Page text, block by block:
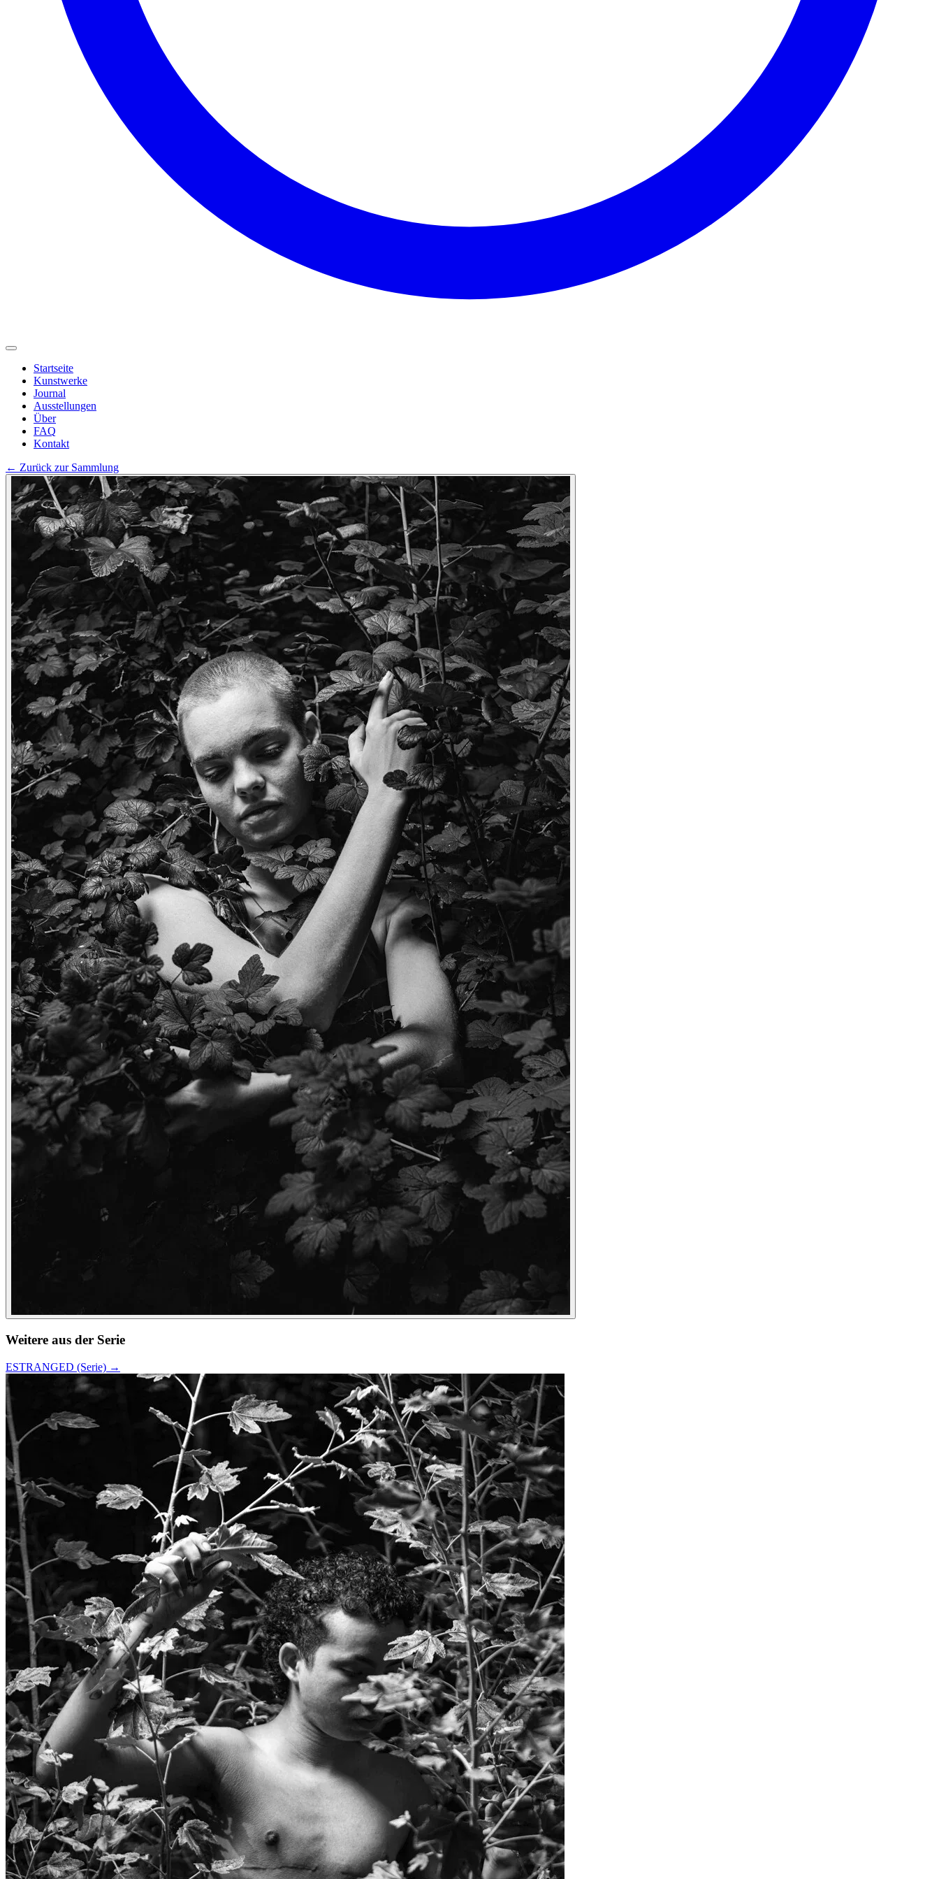
Startseite
Kunstwerke
Journal
Ausstellungen
Über
FAQ
Kontakt
← Zurück zur Sammlung
Weitere aus der Serie
ESTRANGED (Serie) →